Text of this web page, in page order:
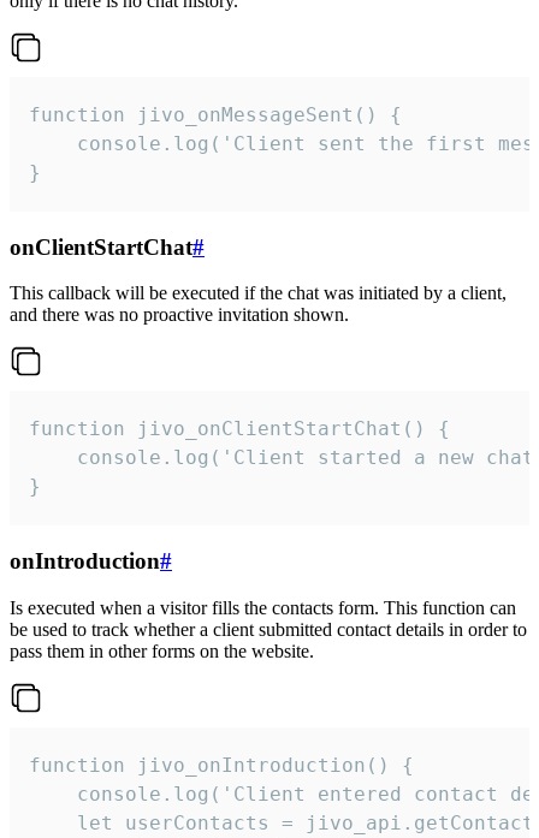
function jivo_onMessageSent() {
console.log('Client sent the first
}
onClientStartChat#
This callback will be executed if the chat was initiated by a client,
and there was no proactive invitation shown.
function jivo_onClientStartChat() {
console.log('Client started a new
}
onIntroduction#
Is executed when a visitor fills the contacts form. This function can
be used to track whether a client submitted contact details in order to
pass them in other forms on the website.
function jivo_onIntroduction() {
console.log('Client entered contact
let userContacts =